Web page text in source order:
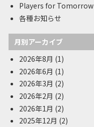
Players for Tomorrow
各種お知らせ
月別アーカイブ
2026年8月 (1)
2026年6月 (1)
2026年3月 (2)
2026年2月 (2)
2026年1月 (2)
2025年12月 (2)